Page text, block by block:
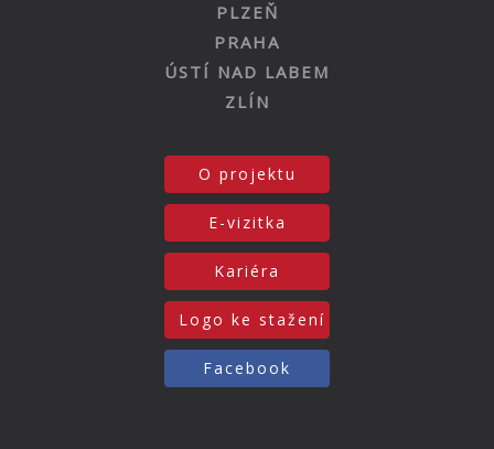
PLZEŇ
PRAHA
ÚSTÍ NAD LABEM
ZLÍN
O projektu
E-vizitka
Kariéra
Logo ke stažení
Facebook